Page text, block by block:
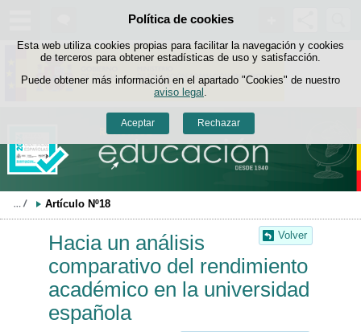
Política de cookies
Esta web utiliza cookies propias para facilitar la navegación y cookies
de terceros para obtener estadísticas de uso y satisfacción.
Puede obtener más información en el apartado "Cookies" de nuestro
aviso legal
Aceptar Rechazar
Saltar al contenido
Artículo Nº18
Volver
Hacia un análisis
comparativo del rendimiento
académico en la universidad
española